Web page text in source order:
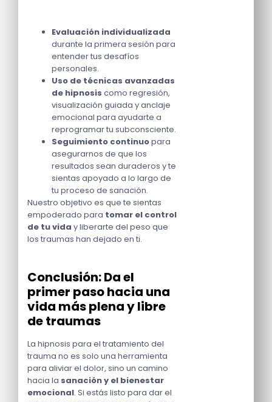
Evaluación individualizada
durante la primera sesión para
entender tus desafíos
personales.
Uso de técnicas avanzadas
de hipnosis como regresión,
visualización guiada y anclaje
emocional para ayudarte a
reprogramar tu subconsciente.
Seguimiento continuopara
asegurarnos de que los
resultados sean duraderos y te
sientas apoyado a lo largo de
tu proceso de sanación.
Nuestro objetivo es que te sientas
empoderado para tomar el control
de tu vida y liberarte del peso que
los traumas han dejado en ti.
Conclusión: Da el
primer paso hacia una
vida más plena y libre
de traumas
La hipnosis para el tratamiento del
trauma no es solo una herramienta
para aliviar el dolor, sino un camino
hacia la sanación y el bienestar
emocional. Si estás listo para dar el